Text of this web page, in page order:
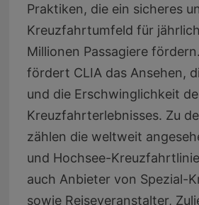
Praktiken, die ein sicheres
Kreuzfahrtumfeld für
Millionen Passagiere
fördert CLIA das Ansehen,
und die Erschwinglichkeit
Kreuzfahrterlebnisses. Zu
zählen die weltweit
und Hochsee-
auch Anbieter von Spezial-
sowie Reiseveranstalter,